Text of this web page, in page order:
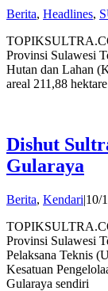
Berita, Headlines,
Provinsi Sulawesi
Hutan dan Lahan
areal 211,88
Dishut
Gularaya
Berita, Kendari|10/
Provinsi Sulawesi
Pelaksana Teknis
Kesatuan
Gularaya sendiri